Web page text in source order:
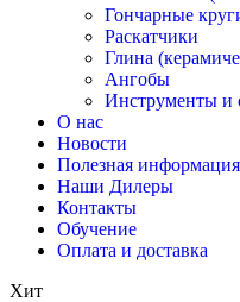
Гончарные
Раскатчики
Глина
Ангобы
Инструменты и
О нас
Новости
Полезная информация
Наши Дилеры
Контакты
Обучение
Оплата и доставка
Хит